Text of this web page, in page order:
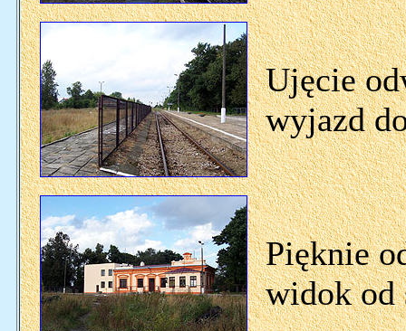
Ujęcie
wyjazd
Pięknie
widok od